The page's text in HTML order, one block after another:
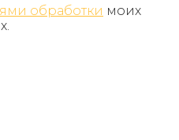
обработки моих